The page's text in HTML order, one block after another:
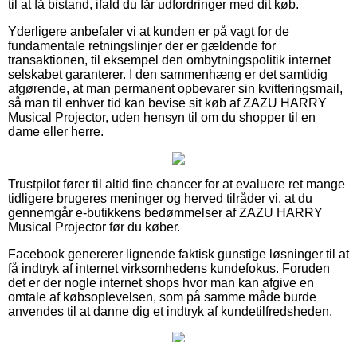
til at få bistand, ifald du får udfordringer med dit køb.
Yderligere anbefaler vi at kunden er på vagt for de
fundamentale retningslinjer der er gældende for
transaktionen, til eksempel den ombytningspolitik internet
selskabet garanterer. I den sammenhæng er det samtidig
afgørende, at man permanent opbevarer sin kvitteringsmail,
så man til enhver tid kan bevise sit køb af ZAZU HARRY
Musical Projector, uden hensyn til om du shopper til en
dame eller herre.
Trustpilot fører til altid fine chancer for at evaluere ret mange
tidligere brugeres meninger og herved tilråder vi, at du
gennemgår e-butikkens bedømmelser af ZAZU HARRY
Musical Projector før du køber.
Facebook genererer lignende faktisk gunstige løsninger til at
få indtryk af internet virksomhedens kundefokus. Foruden
det er der nogle internet shops hvor man kan afgive en
omtale af købsoplevelsen, som på samme måde burde
anvendes til at danne dig et indtryk af kundetilfredsheden.